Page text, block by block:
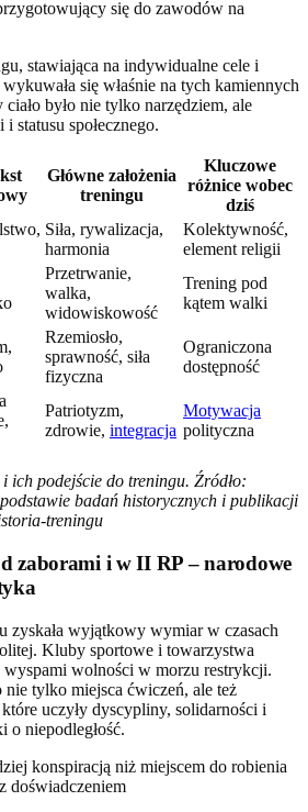
stawiająca na indywidualne cele i
się właśnie na tych kamiennych
było nie tylko narzędziem, ale
statusu społecznego.
Główne założenia
treningu
Kluczowe
różnice wobec
dziś
Siła, rywalizacja,
harmonia
Kolektywność,
element religii
Przetrwanie,
walka,
widowiskowość
Trening pod
kątem walki
Rzemiosło,
sprawność, siła
fizyczna
Ograniczona
dostępność
Patriotyzm,
zdrowie, integracja
Motywacja
polityczna
ich podejście do treningu. Źródło:
badań historycznych i publikacji
treningu
zaborami i w II RP – narodowe
zyskała wyjątkowy wymiar w czasach
Kluby sportowe i towarzystwa
wyspami wolności w morzu restrykcji.
nie tylko miejsca ćwiczeń, ale też
uczyły dyscypliny, solidarności i
o niepodległość.
konspiracją niż miejscem do robienia
doświadczeniem